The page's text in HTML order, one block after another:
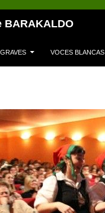
BARAKALDO
VOCES BLANCAS